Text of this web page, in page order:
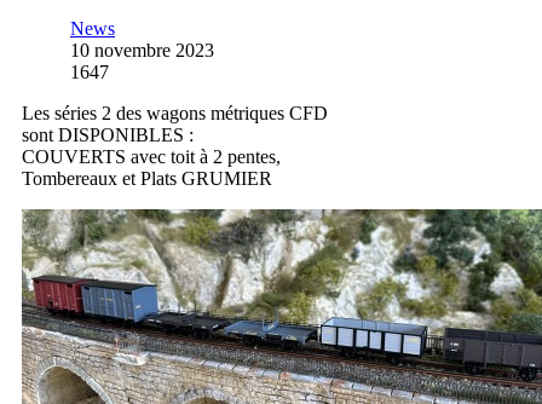
News
10 novembre 2023
1647
Les séries 2 des wagons métriques CFD
sont DISPONIBLES :
COUVERTS avec toit à 2 pentes,
Tombereaux et Plats GRUMIER